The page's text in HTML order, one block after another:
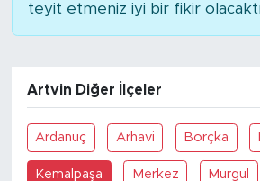
teyit etmeniz iyi bir fikir
Artvin Diğer İlçeler
Ardanuç Arhavi Borçka
Kemalpaşa Merkez Murgul